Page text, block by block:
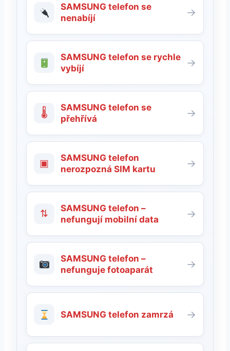
SAMSUNG telefon se
nenabíjí
→
SAMSUNG telefon se rychle
vybíjí
→
🌡
SAMSUNG telefon se
přehřívá
→
▣
SAMSUNG telefon
nerozpozná SIM kartu
→
⇅
SAMSUNG telefon –
nefungují mobilní data
→
SAMSUNG telefon –
nefunguje fotoaparát
→
SAMSUNG telefon zamrzá →